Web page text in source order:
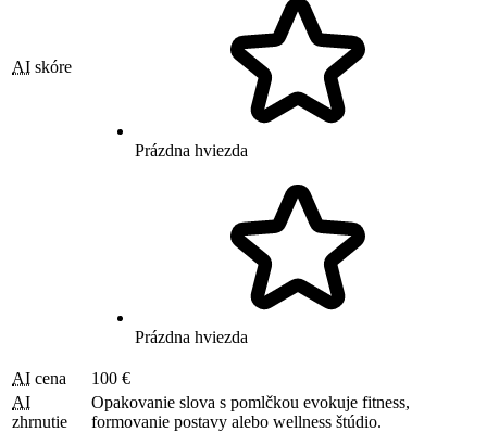
AI skóre
Prázdna hviezda
Prázdna hviezda
AI cena
100 €
AI
zhrnutie
Opakovanie slova s pomlčkou evokuje fitness,
formovanie postavy alebo wellness štúdio.